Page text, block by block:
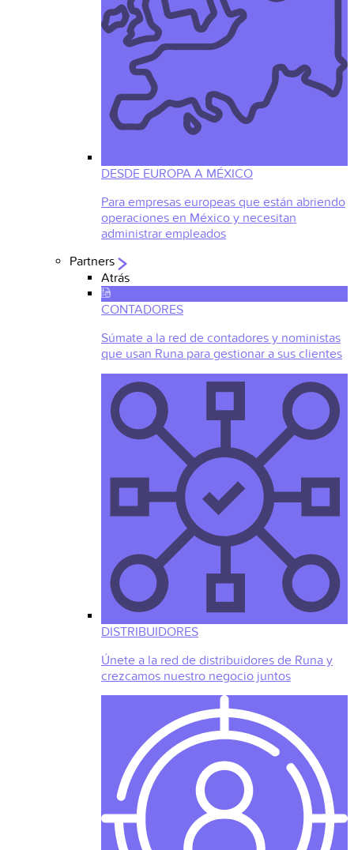
DESDE EUROPA A MÉXICO
Para empresas europeas que están abriendo
operaciones en México y necesitan
administrar empleados
Partners
Atrás
CONTADORES
Súmate a la red de contadores y noministas
que usan Runa para gestionar a sus clientes
DISTRIBUIDORES
Únete a la red de distribuidores de Runa y
crezcamos nuestro negocio juntos